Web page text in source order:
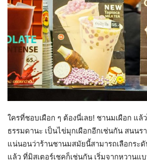
ใครที่ชอบเผือก ๆ ต้องนี่เลย! ชานมเผือก แ
ธรรมดานะ เป็นไข่มุกเผือกอีกเช่นกัน สนนร
แน่นอนว่าร้านชานมสมัยนี้สามารถเลือกระ
แล้ว ที่มิสเตอร์เชคก็เช่นกัน เริ่มจากหวานแ